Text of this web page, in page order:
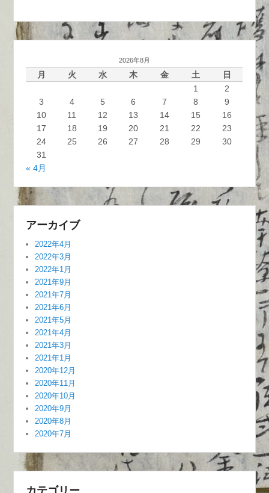
2026年8月
月 火 水 木 金 土
日
1
2
3
4 5 6 7 8
9
10
11 12 13 14 15
16
17
18 19 20 21 22
23
24
25 26 27 28 29
30
31
« 4月
アーカイブ
2022年4月
2022年3月
2022年1月
2021年9月
2021年7月
2021年6月
2021年5月
2021年4月
2021年3月
2021年1月
2020年12月
2020年11月
2020年10月
2020年9月
2020年8月
2020年7月